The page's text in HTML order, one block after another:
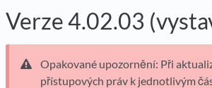
Verze 4.02.03
Opakované upozornění: Při
přístupových práv k jednotlivým